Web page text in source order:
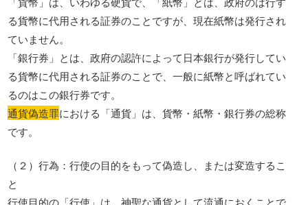
る貨幣に代用される証券のことですが、現在紙幣は発行され
ていません。
「銀行券」とは、政府の認許によって日本銀行が発行してい
る貨幣に代用される証券のことで、一般に紙幣と呼ばれてい
るのはこの銀行券です。
通貨偽造罪における「通貨」は、貨幣・紙幣・銀行券の総称
です。
（２）行為：行使の目的をもって偽造し、または変造するこ
と